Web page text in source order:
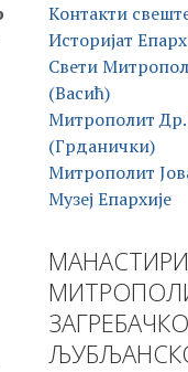
Контакти
Историјат
Свети
(Васић)
Митрополит
(Грданички)
Митрополит
Музеј Епархије